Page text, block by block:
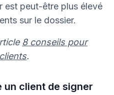
est peut-être plus élevé
sur le dossier.
8 conseils pour
.
un client de signer